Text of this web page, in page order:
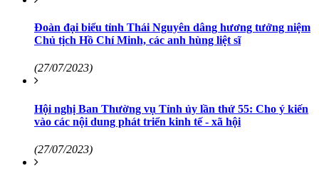
Đoàn đại biểu tỉnh Thái Nguyên dâng hương tưởng niệm
Chủ tịch Hồ Chí Minh, các anh hùng liệt sĩ
(27/07/2023)
Hội nghị Ban Thường vụ Tỉnh ủy lần thứ 55: Cho ý kiến
vào các nội dung phát triển kinh tế - xã hội
(27/07/2023)